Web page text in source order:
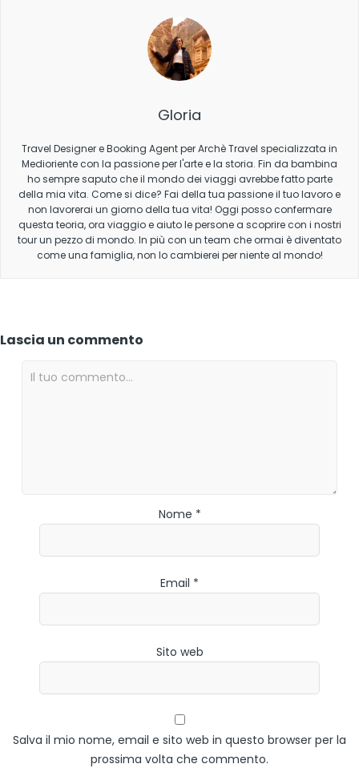
Gloria
Travel Designer e Booking Agent per Archè Travel specializzata in
Medioriente con la passione per l'arte e la storia. Fin da bambina
ho sempre saputo che il mondo dei viaggi avrebbe fatto parte
della mia vita. Come si dice? Fai della tua passione il tuo lavoro e
non lavorerai un giorno della tua vita! Oggi posso confermare
questa teoria, ora viaggio e aiuto le persone a scoprire con i nostri
tour un pezzo di mondo. In più con un team che ormai è diventato
come una famiglia, non lo cambierei per niente al mondo!
Lascia un commento
Nome *
Email *
Sito web
Salva il mio nome, email e sito web in questo browser per la
prossima volta che commento.